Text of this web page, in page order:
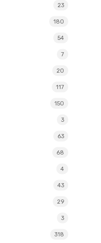
23
180
54
7
20
117
150
3
63
68
4
43
29
3
318